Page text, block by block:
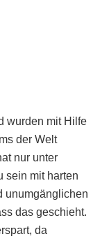
wurden mit Hilfe
der Welt
nur unter
sein mit harten
unumgänglichen
das geschieht.
da